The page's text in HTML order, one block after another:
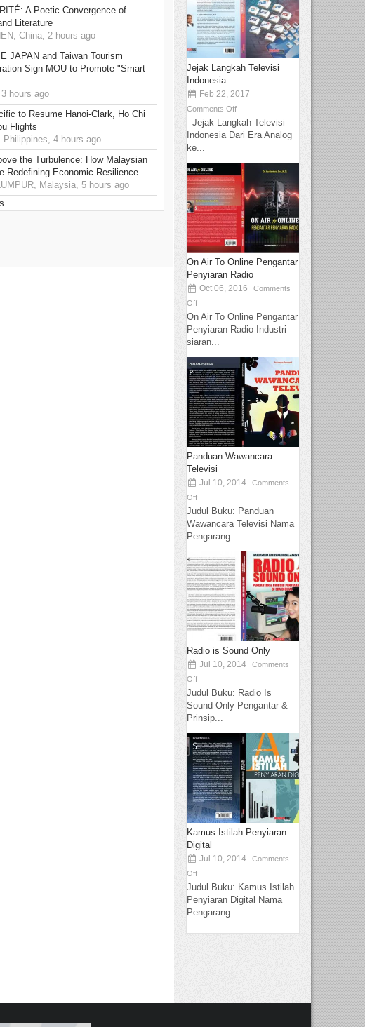
A Poetic Convergence of
Literature
China, 2 hours ago
JAPAN and Taiwan Tourism
Sign MOU to Promote "Smart
hours ago
to Resume Hanoi-Clark, Ho Chi
Flights
Philippines, 4 hours ago
the Turbulence: How Malaysian
Redefining Economic Resilience
Malaysia, 5 hours ago
Jejak Langkah Televisi
Indonesia
Feb 22, 2017
Comments Off
Jejak Langkah Televisi
Indonesia Dari Era Analog
ke...
On Air To Online Pengantar
Penyiaran Radio
Oct 06, 2016
Comments
Off
On Air To Online Pengantar
Penyiaran Radio Industri
siaran...
Panduan Wawancara
Televisi
Jul 10, 2014
Comments
Off
Judul Buku: Panduan
Wawancara Televisi Nama
Pengarang:...
Radio is Sound Only
Jul 10, 2014
Comments
Off
Judul Buku: Radio Is
Sound Only Pengantar &
Prinsip...
Kamus Istilah Penyiaran
Digital
Jul 10, 2014
Comments
Off
Judul Buku: Kamus Istilah
Penyiaran Digital Nama
Pengarang:...